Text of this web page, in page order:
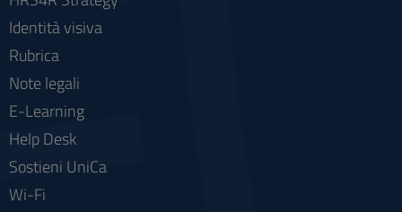
Identità visiva
Rubrica
Note legali
E-Learning
Help Desk
Sostieni UniCa
Wi-Fi